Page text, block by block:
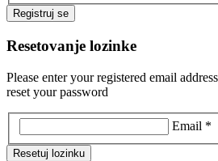
Registruj se
Resetovanje lozinke
Please enter your registered email
reset your password
Email *
Resetuj lozinku